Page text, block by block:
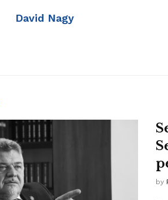
David Nagy
by